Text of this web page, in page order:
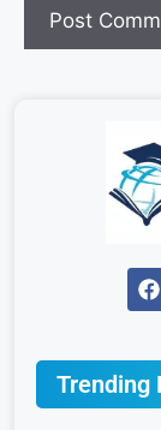
Trending